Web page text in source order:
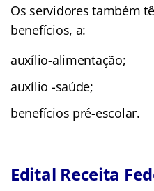
Os servidores também
benefícios, a:
auxílio-alimentação;
auxílio -saúde;
benefícios pré-escolar.
Edital Receita